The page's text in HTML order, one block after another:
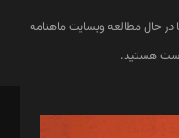
در حال مطالعه وبسایت ماهنامه
هستید.